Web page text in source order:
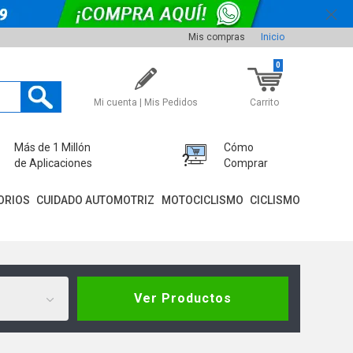
Mis compras Inicio
Mi cuenta | Mis Pedidos Carrito
0
Más de 1 Millón
de Aplicaciones
Cómo
Comprar
CUIDADO AUTOMOTRIZ MOTOCICLISMO CICLISMO
Ver Productos